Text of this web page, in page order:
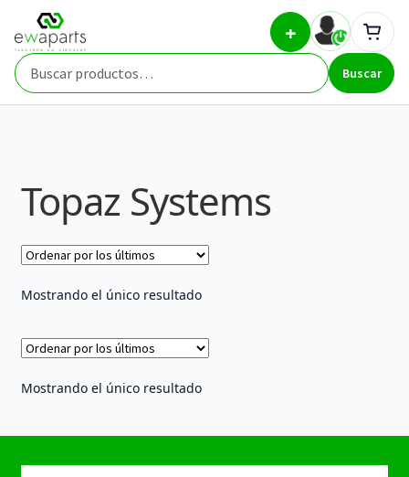
navegación
contenido
Buscar
por:
Buscar
+
Inicio
Topaz Systems
Mostrando el único resultado
Mostrando el único resultado